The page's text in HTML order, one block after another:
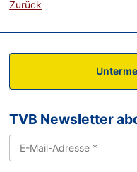
Zurück
TVB Newsletter